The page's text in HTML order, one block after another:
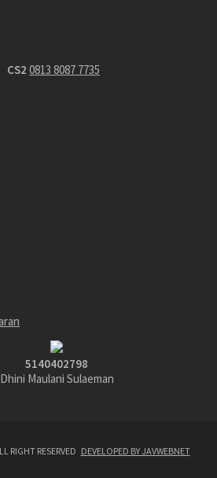
CS2 0813 8087 7735
5140402798
Dhini Maulani Sulaeman
RIGHT RESERVED DEVELOPED BY JAVWEBNET